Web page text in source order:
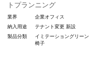
トプランニング
業界
企業オフィス
納入用途
テナント変更 新設
製品分類
イミテーショングリーン
椅子